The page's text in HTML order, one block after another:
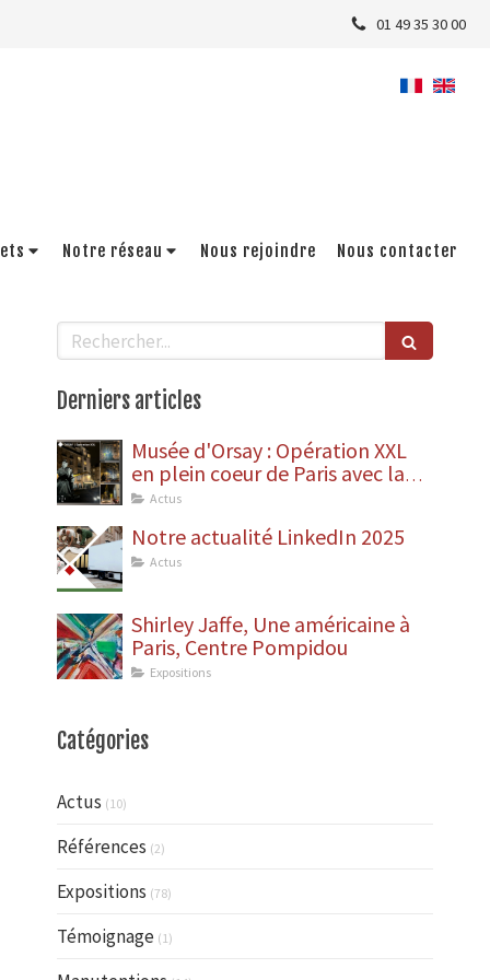
01 49 35 30 00
Notre réseau Nous rejoindre Nous contacter
Rechercher
Derniers articles
Musée d'Orsay : Opération XXL
en plein coeur de Paris avec la
dépose des statues
Actus
Notre actualité LinkedIn 2025
Actus
Shirley Jaffe, Une américaine à
Paris, Centre Pompidou
Expositions
Catégories
Actus (10)
Références (2)
Expositions (78)
Témoignage (1)